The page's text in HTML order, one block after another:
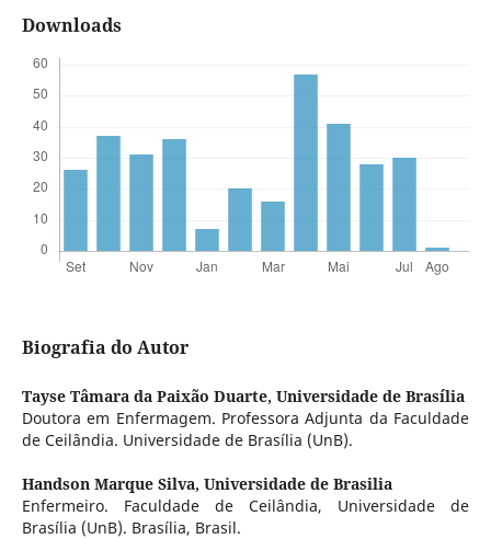
Downloads
Biografia do Autor
Tayse Tâmara da Paixão Duarte, Universidade de Brasília
Doutora em Enfermagem. Professora Adjunta da Faculdade
de Ceilândia. Universidade de Brasília (UnB).
Handson Marque Silva, Universidade de Brasilia
Enfermeiro. Faculdade de Ceilândia, Universidade de
Brasília (UnB). Brasília, Brasil.